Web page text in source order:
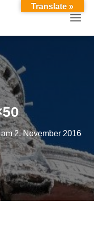
2. November 2016
Translate »